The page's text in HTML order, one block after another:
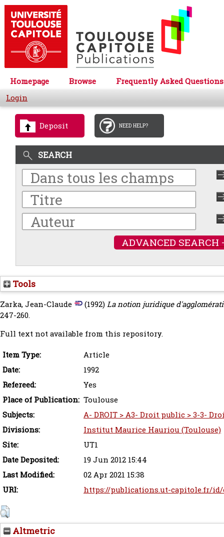
Homepage Browse
Frequently Asked Questions
Login
Deposit NEED HELP?
SEARCH
ADVANCED SEARCH
Tools
Zarka, Jean-Claude (1992)La notion juridique
247-260.
Full text not available from this repository.
Item Type:
Article
Date:
1992
Refereed:
Yes
Place of Publication: Toulouse
Subjects:
A- DROIT > A3- Droit public > 3-3-
Divisions:
Institut Maurice Hauriou (Toulouse)
Site:
UT1
Date Deposited:
19 Jun 2012 15:44
Last Modified:
02 Apr 2021 15:38
URI:
https://publications.ut-capitole.fr/
Altmetric